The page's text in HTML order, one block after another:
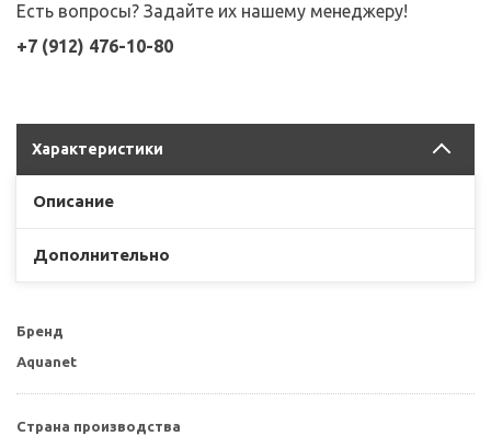
Есть вопросы? Задайте их нашему менеджеру!
+7 (912) 476-10-80
Характеристики
Описание
Дополнительно
Бренд
Aquanet
Страна производства